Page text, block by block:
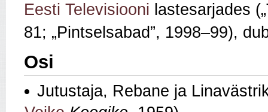
Eesti Televisiooni lastesarjades
81; „Pintselsabad”, 1998–99),
Osi
Jutustaja, Rebane ja